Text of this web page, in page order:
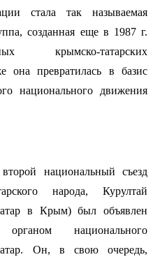
стала так называемая
созданная еще в 1987 г.
крымско-татарских
она превратилась в базис
национального движения
национальный съезд
народа, Курултай
в Крым) был объявлен
национального
Он, в свою очередь,